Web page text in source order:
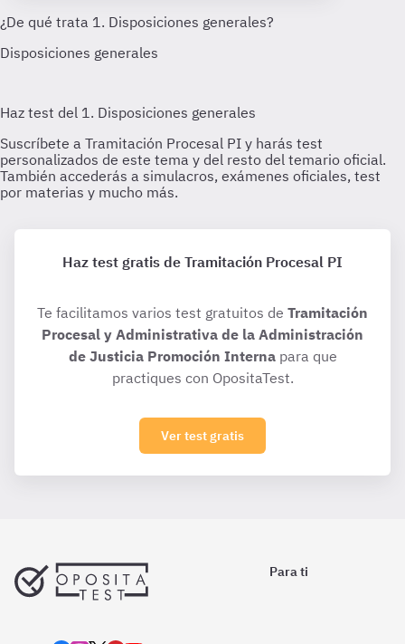
Haz test gratis de Tramitación Procesal PI
Te facilitamos varios test gratuitos de Tramitación
Procesal y Administrativa de la Administración
de Justicia Promoción Internapara que
practiques con OpositaTest.
Ver test gratis
Para ti